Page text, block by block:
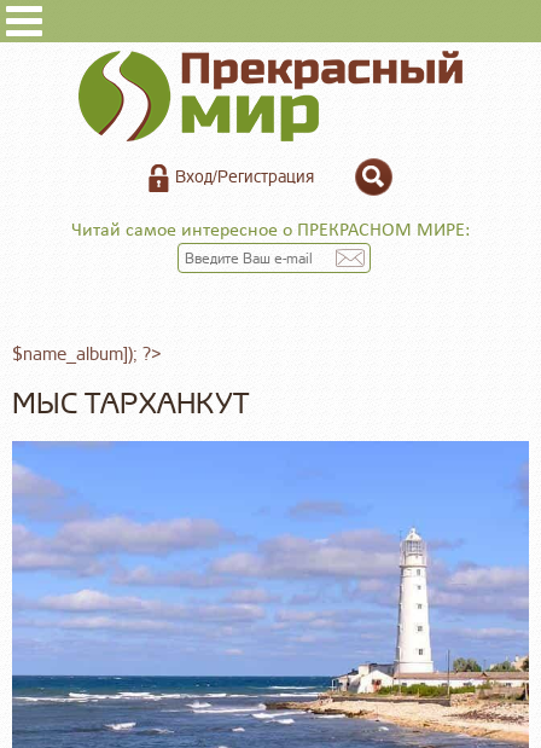
Вход/Регистрация
Читай самое интересное о ПРЕКРАСНОМ МИРЕ:
$name_album]); ?>
МЫС ТАРХАНКУТ